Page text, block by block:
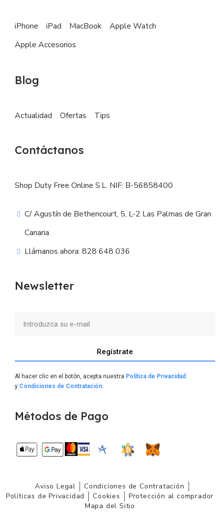
iPhone iPad MacBook
Apple Watch
Apple Accesorios
Blog
Actualidad Ofertas Tips
Contáctanos
Shop Duty Free Online S.L. NIF: B-56858400
C/ Agustín de Bethencourt, 5, L-2 Las Palmas de Gran
Canaria
Llámanos ahora: 828 648 036
Newsletter
Regístrate
Al hacer clic en el botón, acepta nuestra Política de Privacidad
y Condiciones de Contratación.
Métodos de Pago
Aviso Legal
Condiciones de Contratación
Políticas de Privacidad
Cookies
Protección al comprador
Mapa del Sitio